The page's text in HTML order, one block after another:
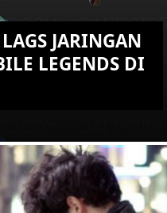
JARINGAN
LEGENDS DI